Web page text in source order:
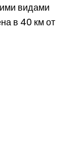
видами
в 40 км от